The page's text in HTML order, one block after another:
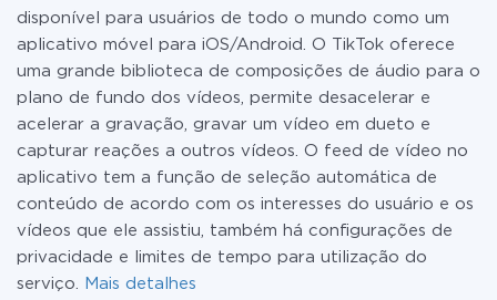
disponível para usuários de todo o mundo como um
aplicativo móvel para iOS/Android. O TikTok oferece
uma grande biblioteca de composições de áudio para o
plano de fundo dos vídeos, permite desacelerar e
acelerar a gravação, gravar um vídeo em dueto e
capturar reações a outros vídeos. O feed de vídeo no
aplicativo tem a função de seleção automática de
conteúdo de acordo com os interesses do usuário e os
vídeos que ele assistiu, também há configurações de
privacidade e limites de tempo para utilização do
serviço.
Mais detalhes